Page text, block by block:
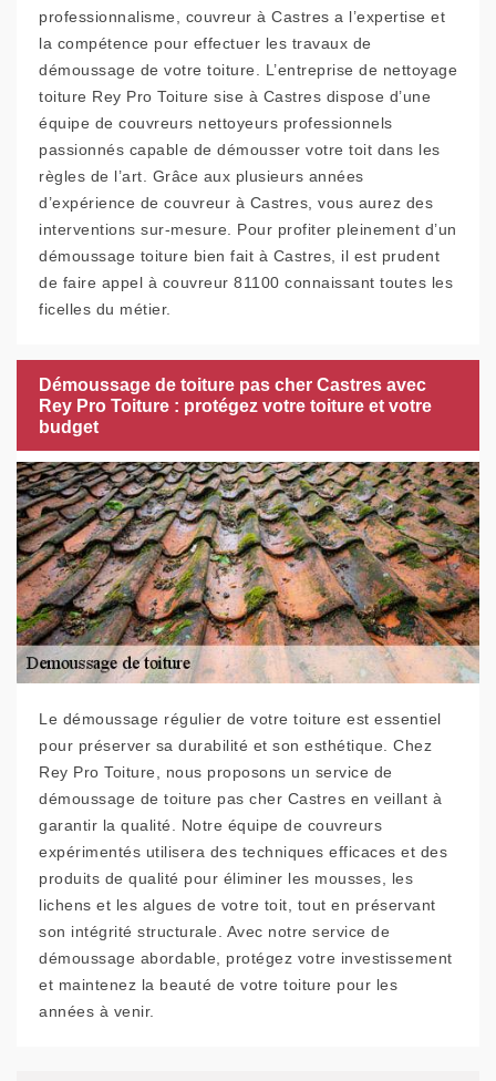
professionnalisme, couvreur à Castres a l’expertise et
la compétence pour effectuer les travaux de
démoussage de votre toiture. L’entreprise de nettoyage
toiture Rey Pro Toiture sise à Castres dispose d’une
équipe de couvreurs nettoyeurs professionnels
passionnés capable de démousser votre toit dans les
règles de l’art. Grâce aux plusieurs années
d’expérience de couvreur à Castres, vous aurez des
interventions sur-mesure. Pour profiter pleinement d’un
démoussage toiture bien fait à Castres, il est prudent
de faire appel à couvreur 81100 connaissant toutes les
ficelles du métier.
Démoussage de toiture pas cher Castres avec
Rey Pro Toiture : protégez votre toiture et votre
budget
Le démoussage régulier de votre toiture est essentiel
pour préserver sa durabilité et son esthétique. Chez
Rey Pro Toiture, nous proposons un service de
démoussage de toiture pas cher Castres en veillant à
garantir la qualité. Notre équipe de couvreurs
expérimentés utilisera des techniques efficaces et des
produits de qualité pour éliminer les mousses, les
lichens et les algues de votre toit, tout en préservant
son intégrité structurale. Avec notre service de
démoussage abordable, protégez votre investissement
et maintenez la beauté de votre toiture pour les
années à venir.